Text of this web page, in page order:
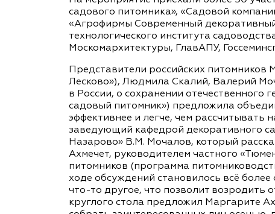
садового питомника», «Садовой
«Агрофирмы Современный декоративный
технологического института
Москомархитектуры, ГлавАПУ,
Представители российских
Лесково»), Людмила Скалий, Валерий
в России, о сохранении
садовый питомник») предложила
эффективнее и легче, чем
заведующий кафедрой декоративного
Назарово» В.М. Мочалов, который
Ахмечет, руководителем частного
питомников (программа
ходе обсуждений становилось всё
что-то другое, что позволит возродить
круглого стола предложил Маргарите